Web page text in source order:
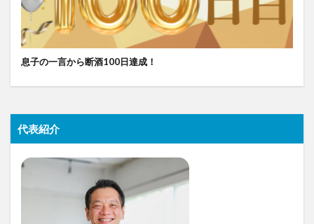
息子の一言から断酒100日達成！
代表紹介